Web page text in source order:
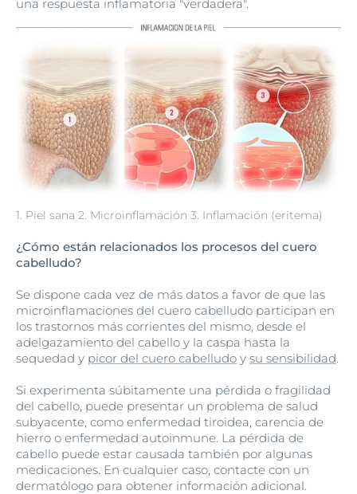
una respuesta inflamatoria "verdadera".
1. Piel sana 2. Microinflamación 3. Inflamación (eritema)
¿Cómo están relacionados los procesos del cuero
cabelludo?
Se dispone cada vez de más datos a favor de que las
microinflamaciones del cuero cabelludo participan en
los trastornos más corrientes del mismo, desde el
adelgazamiento del cabello y la caspa hasta la
sequedad y picor del cuero cabelludo y su sensibilidad.
Si experimenta súbitamente una pérdida o fragilidad
del cabello, puede presentar un problema de salud
subyacente, como enfermedad tiroidea, carencia de
hierro o enfermedad autoinmune. La pérdida de
cabello puede estar causada también por algunas
medicaciones. En cualquier caso, contacte con un
dermatólogo para obtener información adicional.